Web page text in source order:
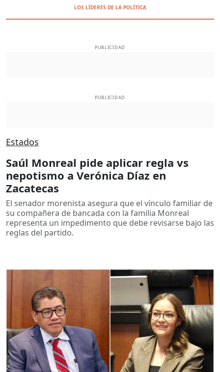
LOS LÍDERES DE LA POLÍTICA
PUBLICIDAD
PUBLICIDAD
Estados
Saúl Monreal pide aplicar regla vs
nepotismo a Verónica Díaz en
Zacatecas
El senador morenista asegura que el vínculo familiar de
su compañera de bancada con la familia Monreal
representa un impedimento que debe revisarse bajo las
reglas del partido.